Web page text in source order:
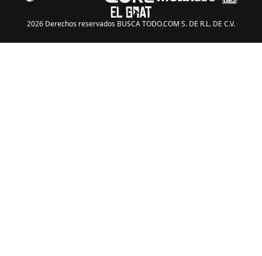
2026 Derechos reservados BUSCA TODO.COM S. DE R.L. DE C.V.